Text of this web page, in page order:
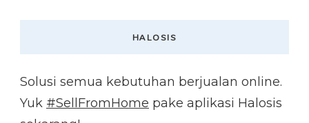
HALOSIS
Solusi semua kebutuhan berjualan online.
Yuk #SellFromHome pake aplikasi Halosis